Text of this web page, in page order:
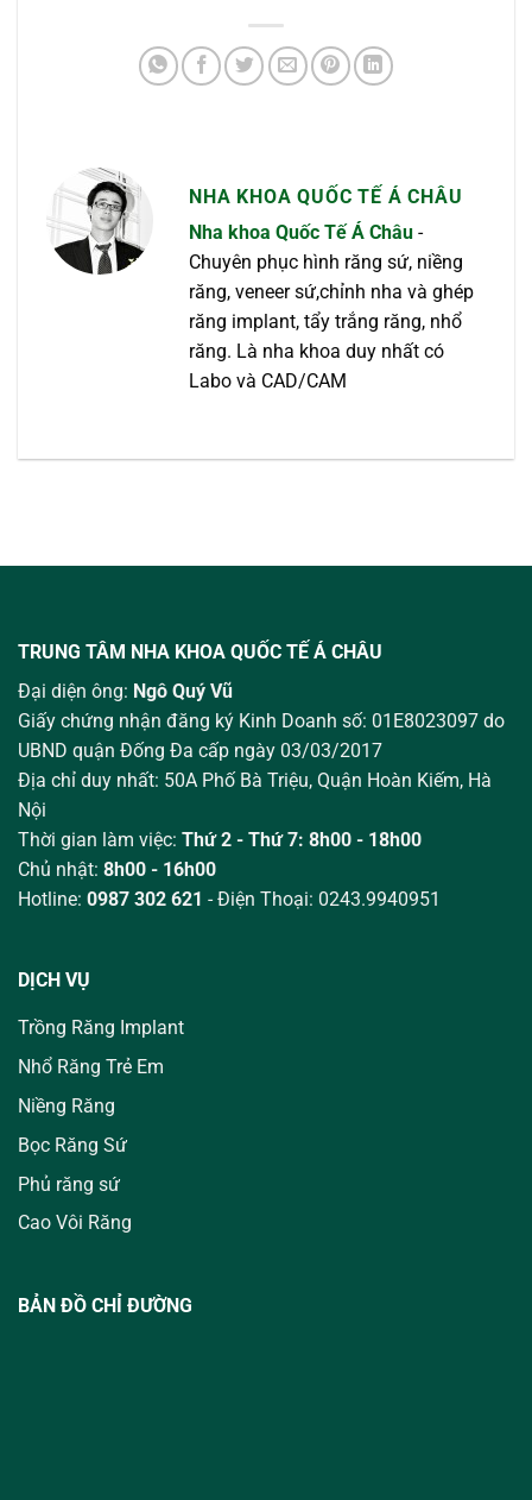
NHA KHOA QUỐC TẾ Á CHÂU
Nha khoa Quốc Tế Á Châu -
Chuyên phục hình răng sứ, niềng
răng, veneer sứ,chỉnh nha và ghép
răng implant, tẩy trắng răng, nhổ
răng. Là nha khoa duy nhất có
Labo và CAD/CAM
TRUNG TÂM NHA KHOA QUỐC TẾ Á CHÂU
Đại diện ông: Ngô Quý Vũ
Giấy chứng nhận đăng ký Kinh Doanh số: 01E8023097 do
UBND quận Đống Đa cấp ngày 03/03/2017
Địa chỉ duy nhất: 50A Phố Bà Triệu, Quận Hoàn Kiếm, Hà
Nội
Thời gian làm việc: Thứ 2 - Thứ 7: 8h00 - 18h00
Chủ nhật: 8h00 - 16h00
Hotline: 0987 302 621 - Điện Thoại: 0243.9940951
DỊCH VỤ
Trồng Răng Implant
Nhổ Răng Trẻ Em
Niềng Răng
Bọc Răng Sứ
Phủ răng sứ
Cao Vôi Răng
BẢN ĐỒ CHỈ ĐƯỜNG